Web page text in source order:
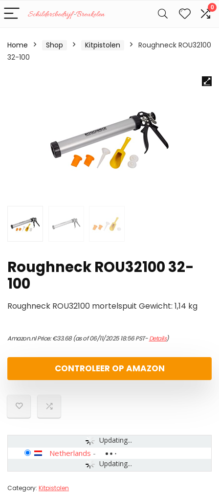
0
Home Shop Kitpistolen
Roughneck ROU32100
32-100
Roughneck ROU32100 32-
100
Roughneck ROU32100 mortelspuit Gewicht: 1,14 kg
Amazon.nl Price:€33.68(as of 06/11/2025 18:56 PST-Details)
CONTROLEER OP AMAZON
Updating...
Updating...
Netherlands -
Category: Kitpistolen